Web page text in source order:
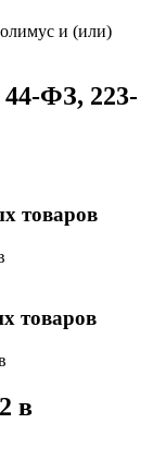
и (или)
ФЗ, 223-
товаров
товаров
в